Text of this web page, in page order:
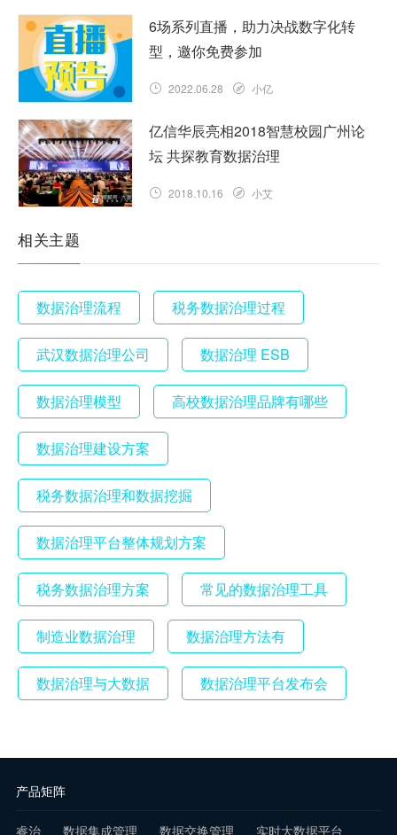
6场系列直播，助力决战数字化转
型，邀你免费参加
2022.06.28 小亿
亿信华辰亮相2018智慧校园广州论
坛 共探教育数据治理
2018.10.16 小艾
相关主题
数据治理流程 税务数据治理过程
武汉数据治理公司 数据治理 ESB
数据治理模型 高校数据治理品牌有哪些
数据治理建设方案
税务数据治理和数据挖掘
数据治理平台整体规划方案
税务数据治理方案 常见的数据治理工具
制造业数据治理 数据治理方法有
数据治理与大数据 数据治理平台发布会
产品矩阵
睿治 数据集成管理 数据交换管理 实时大数据平台